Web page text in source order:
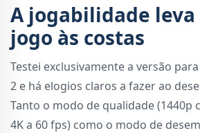
A jogabilidade leva
jogo às costas
Testei exclusivamente a versão
2 e há elogios claros a fazer ao
Tanto o modo de qualidade (1440p
4K a 60 fps) como o modo de